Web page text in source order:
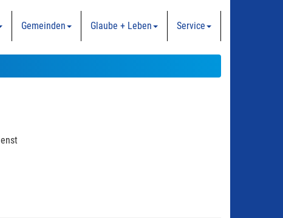
Gemeinden Glaube + Leben Service